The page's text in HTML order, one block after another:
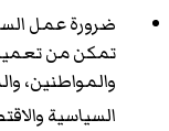
ضرورة عمل
تمكن من
والمواطنين،
السياسية